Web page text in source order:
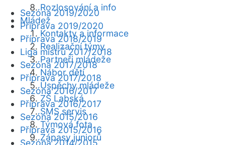
Rozlosování a info
Mládež
Kontakty a informace
Realizační týmy
Partneři mládeže
Nábor dětí
Úspěchy mládeže
ZŠ Labská
SMS servis
Týmová fota
Zápasy juniorů
Sezóna 2019/2020
Příprava 2019/2020
Příprava 2018/2019
Liga mistrů 2017/2018
Sezóna 2017/2018
Příprava 2017/2018
Sezóna 2016/2017
Příprava 2016/2017
Sezóna 2015/2016
Příprava 2015/2016
Sezóna 2014/2015